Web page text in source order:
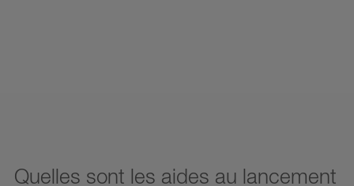
Quelles sont les aides au lancement